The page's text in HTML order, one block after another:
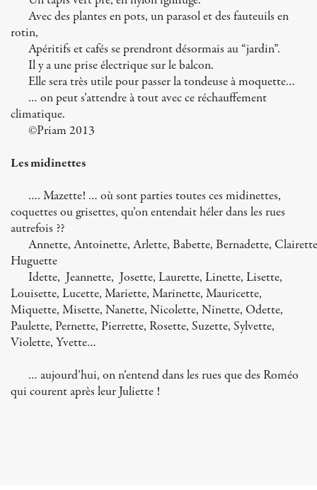
Avec des plantes en pots, un parasol et des fauteuils en
rotin,
Apéritifs et cafés se prendront désormais au “jardin”.
Il y a une prise électrique sur le balcon.
Elle sera très utile pour passer la tondeuse à moquette…
… on peut s’attendre à tout avec ce réchauffement
climatique.
©Priam 2013
Les midinettes
…. Mazette! … où sont parties toutes ces midinettes,
coquettes ou grisettes, qu’on entendait héler dans les rues
autrefois ??
Annette, Antoinette, Arlette, Babette, Bernadette,
Huguette
Idette, Jeannette, Josette, Laurette, Linette, Lisette,
Louisette, Lucette, Mariette, Marinette, Mauricette,
Miquette, Misette, Nanette, Nicolette, Ninette, Odette,
Paulette, Pernette, Pierrette, Rosette, Suzette, Sylvette,
Violette, Yvette…
… aujourd’hui, on n’entend dans les rues que des Roméo
qui courent après leur Juliette !